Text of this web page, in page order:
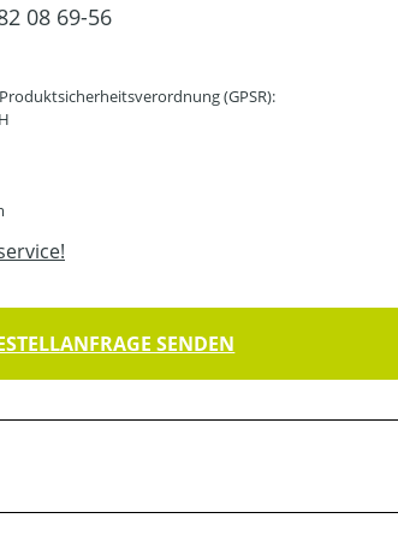
08 69-56
(GPSR):
SENDEN